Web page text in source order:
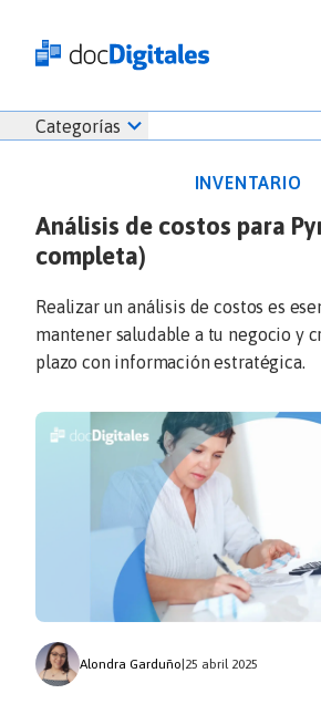
Empresas
Prueba Gratis
Ventas 686 520
Iniciar
sesión
Línea
docDigitales
Categorías
Inicio
Nómina
Emprendimiento
Noticias
INVENTARIO
Análisis de costos para
completa)
Realizar un análisis de costos es
mantener saludable a tu negocio y
plazo con información estratégica.
Alondra Garduño 25 abril 2025